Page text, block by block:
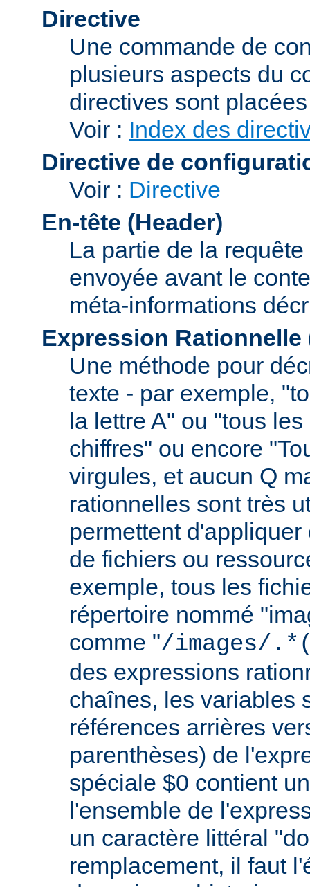
Directive
Une commande de
plusieurs aspects du
directives sont
Voir : Index des
Directive de
Voir : Directive
En-tête (Header)
La partie de la
envoyée avant le
méta-informations
Expression
Une méthode pour
texte - par exemple,
la lettre A" ou "tous
chiffres" ou encore
virgules, et aucun Q
rationnelles sont très
permettent
de fichiers ou
exemple, tous les
répertoire nommé
comme "/images/
des expressions
chaînes, les variables
références arrières
parenthèses) de
spéciale $0 contient
l'ensemble de
un caractère littéral
remplacement, il faut